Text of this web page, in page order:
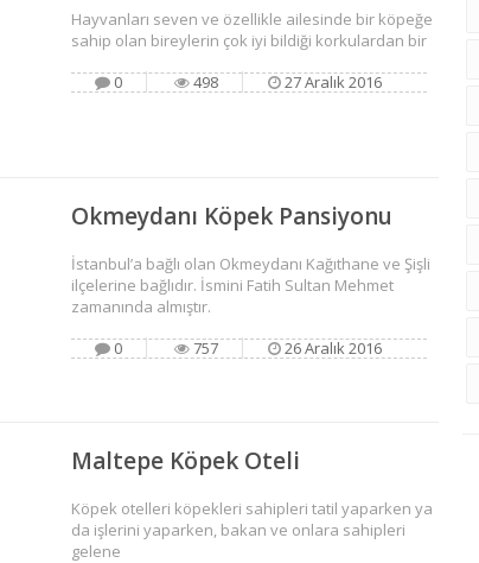
Hayvanları seven ve özellikle ailesinde bir köpeğe
sahip olan bireylerin çok iyi bildiği korkulardan bir
0
498 27 Aralık 2016
Okmeydanı Köpek Pansiyonu
İstanbul’a bağlı olan Okmeydanı Kağıthane ve Şişli
ilçelerine bağlıdır. İsmini Fatih Sultan Mehmet
zamanında almıştır.
0
757 26 Aralık 2016
Maltepe Köpek Oteli
Köpek otelleri köpekleri sahipleri tatil yaparken ya
da işlerini yaparken, bakan ve onlara sahipleri
gelene